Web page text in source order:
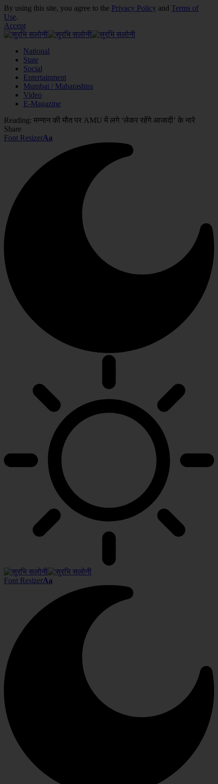
By using this site, you agree to the Privacy Policy and Terms of
Use.
Accept
National
State
Social
Entertainment
Mumbai / Maharashtra
Video
E-Magazine
Reading: मन्नान की मौत पर AMU में लगे ‘लेकर रहेंगे आजादी’ के नारे
Share
Font ResizerAa
Font ResizerAa